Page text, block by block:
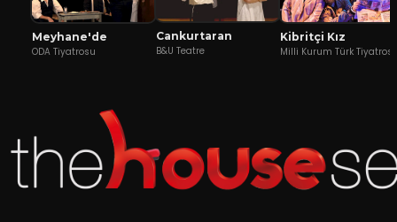
Meyhane'de
ODA Tiyatrosu
Cankurtaran
B&U Teatre
Kibritçi Kız
Milli Kurum Türk